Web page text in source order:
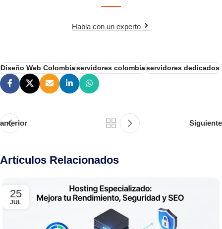
Habla con un experto
Diseño Web Colombiaservidores colombiaservidores dedicados
anterior Siguiente
Artículos Relacionados
25
JUL